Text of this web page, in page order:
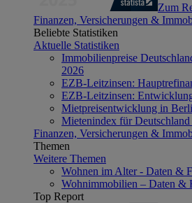
Zum
Finanzen, Versicherungen &
Beliebte Statistiken
Aktuelle Statistiken
Immobilienpreise
2026
EZB-Leitzinsen:
EZB-Leitzinsen:
Mietpreisentwicklung in
Mietenindex für
Finanzen, Versicherungen &
Themen
Weitere Themen
Wohnen im Alter - Daten &
Wohnimmobilien – Daten &
Top Report